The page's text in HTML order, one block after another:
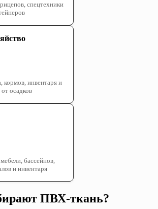
спецтехники
кормов, инвентаря и
осадков
бассейнов,
и инвентаря
ПВХ-ткань?